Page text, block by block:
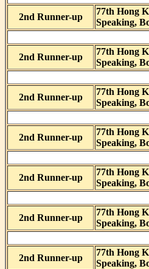
2nd Runner-up
77th Hong
Speaking,
2nd Runner-up
77th Hong
Speaking,
2nd Runner-up
77th Hong
Speaking,
2nd Runner-up
77th Hong
Speaking,
2nd Runner-up
77th Hong
Speaking,
2nd Runner-up
77th Hong
Speaking,
2nd Runner-up
77th Hong
Speaking,